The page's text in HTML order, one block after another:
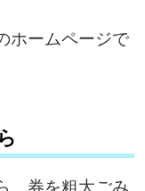
ホームページで
、券を粗大ごみ